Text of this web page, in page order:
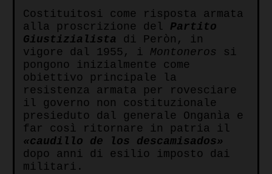
Costituitosi come risposta armata
alla proscrizione del Partito
Giustizialista di Peròn, in
vigore dal 1955, i Montoneros si
pongono inizialmente come
obiettivo principale la
resistenza armata per rovesciare
il governo non costituzionale
presieduto dal generale Onganìa e
far così ritornare in patria il
«caudillo de los descamisados»
dopo anni di esilio imposto dai
militari.